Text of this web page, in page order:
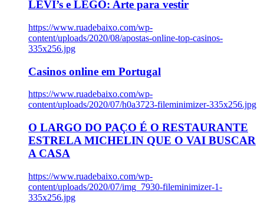
LEVI’s e LEGO: Arte para vestir
https://www.ruadebaixo.com/wp-
content/uploads/2020/08/apostas-online-top-casinos-
335x256.jpg
Casinos online em Portugal
https://www.ruadebaixo.com/wp-
content/uploads/2020/07/h0a3723-fileminimizer-335x256.jpg
O LARGO DO PAÇO É O RESTAURANTE
ESTRELA MICHELIN QUE O VAI BUSCAR
A CASA
https://www.ruadebaixo.com/wp-
content/uploads/2020/07/img_7930-fileminimizer-1-
335x256.jpg